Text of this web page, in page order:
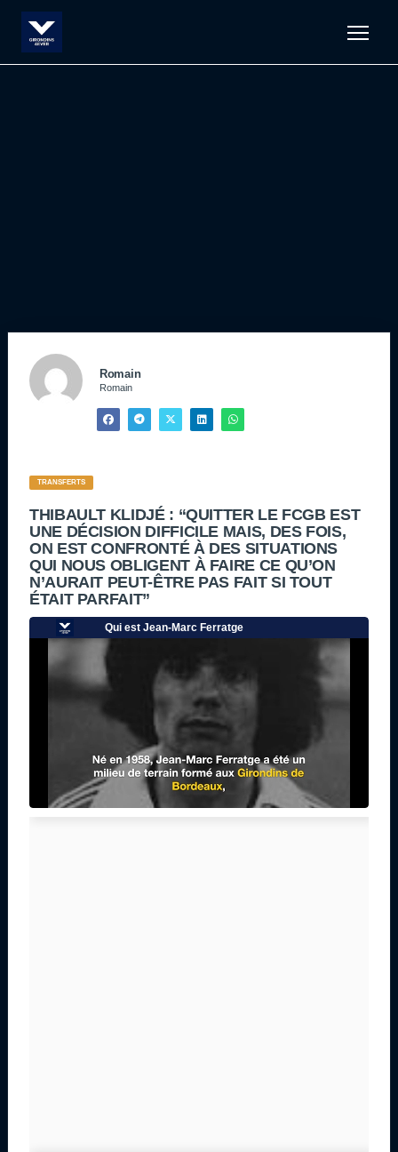
Romain
Romain
TRANSFERTS
THIBAULT KLIDJÉ : “QUITTER LE FCGB EST
UNE DÉCISION DIFFICILE MAIS, DES FOIS,
ON EST CONFRONTÉ À DES SITUATIONS
QUI NOUS OBLIGENT À FAIRE CE QU’ON
N’AURAIT PEUT-ÊTRE PAS FAIT SI TOUT
ÉTAIT PARFAIT”